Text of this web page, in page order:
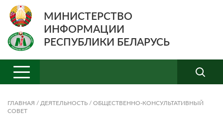
МИНИСТЕРСТВО
ИНФОРМАЦИИ
РЕСПУБЛИКИ БЕЛАРУСЬ
ГЛАВНАЯ / ДЕЯТЕЛЬНОСТЬ / ОБЩЕСТВЕННО-КОНСУЛЬТАТИВНЫЙ
СОВЕТ